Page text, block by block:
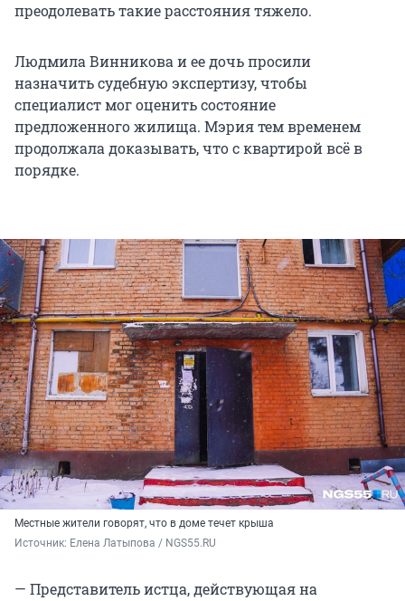
преодолевать такие расстояния тяжело.
Людмила Винникова и ее дочь просили
назначить судебную экспертизу, чтобы
специалист мог оценить состояние
предложенного жилища. Мэрия тем временем
продолжала доказывать, что с квартирой всё в
порядке.
Местные жители говорят, что в доме течет крыша
Источник: Елена Латыпова / NGS55.RU
— Представитель истца, действующая на